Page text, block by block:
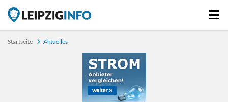
Startseite Aktuelles